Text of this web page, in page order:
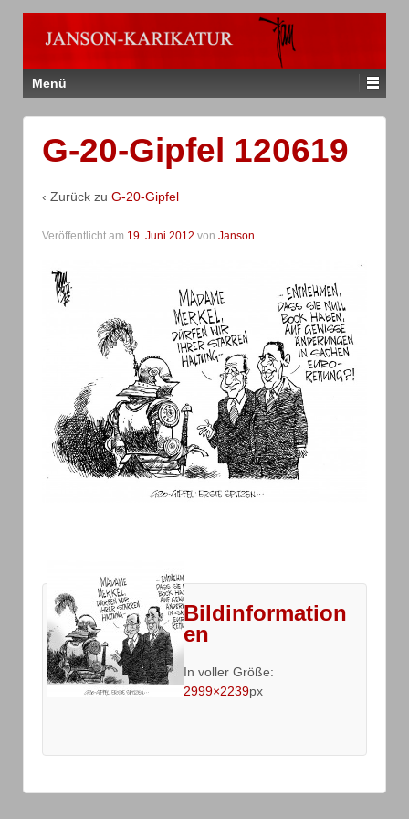
Menü
G-20-Gipfel 120619
‹ Zurück zu G-20-Gipfel
Veröffentlicht am 19. Juni 2012 von Janson
Bildinformation
en
In voller Größe:
2999×2239px